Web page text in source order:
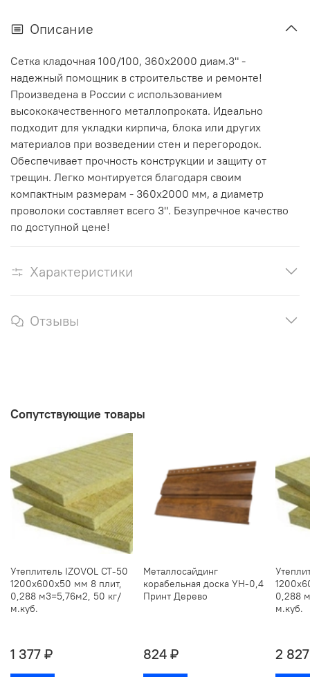
Описание
Сетка кладочная 100/100, 360х2000 диам.3" -
надежный помощник в строительстве и ремонте!
Произведена в России с использованием
высококачественного металлопроката. Идеально
подходит для укладки кирпича, блока или других
материалов при возведении стен и перегородок.
Обеспечивает прочность конструкции и защиту от
трещин. Легко монтируется благодаря своим
компактным размерам - 360х2000 мм, а диаметр
проволоки составляет всего 3". Безупречное качество
по доступной цене!
Характеристики
Отзывы
Сопутствующие товары
Утеплитель IZOVOL СТ-50
1200х600х50 мм 8 плит,
0,288 м3=5,76м2, 50 кг/
м.куб.
1 377 ₽
Металлосайдинг
корабельная доска УН-0,4
Принт Дерево
824 ₽
0,288
м.куб.
2